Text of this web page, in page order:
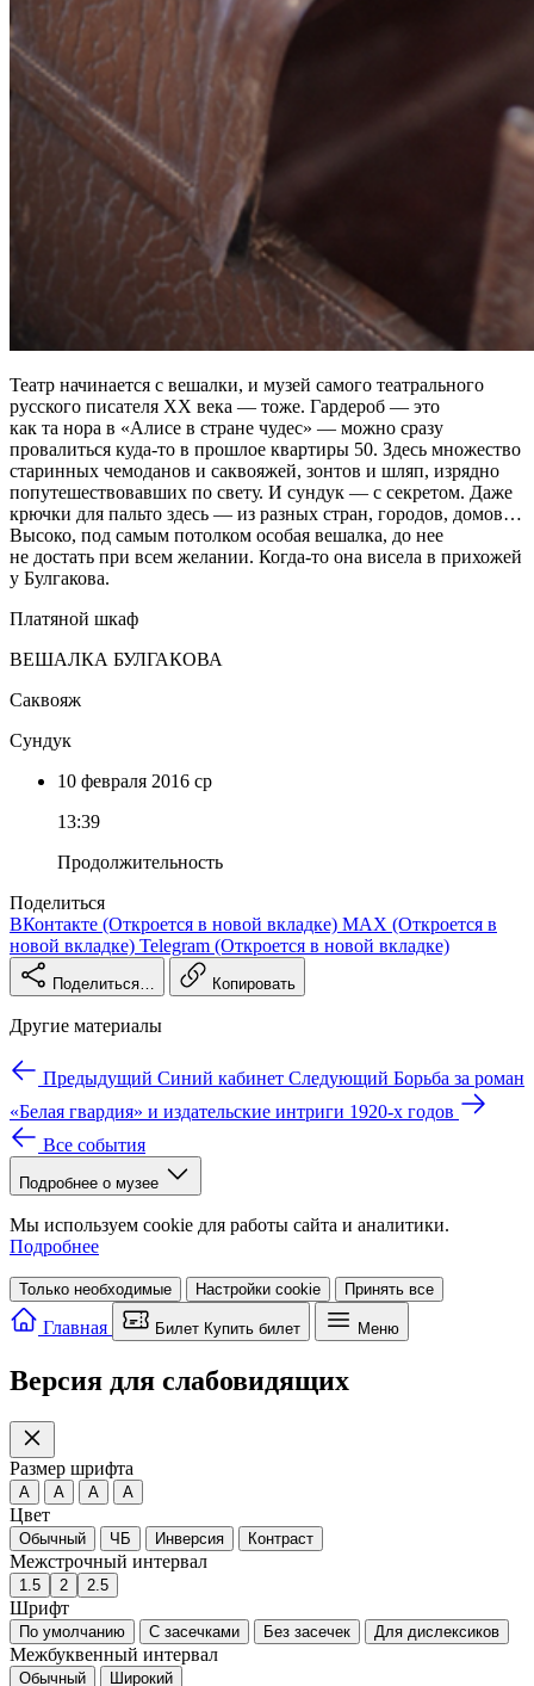
Театр начинается с вешалки, и музей самого театрального
русского писателя ХХ века — тоже. Гардероб — это
как та нора в «Алисе в стране чудес» — можно сразу
провалиться куда‑то в прошлое квартиры 50. Здесь множество
старинных чемоданов и саквояжей, зонтов и шляп, изрядно
попутешествовавших по свету. И сундук — с секретом. Даже
крючки для пальто здесь — из разных стран, городов, домов…
Высоко, под самым потолком особая вешалка, до нее
не достать при всем желании. Когда‑то она висела в прихожей
у Булгакова.
Платяной шкаф
ВЕШАЛКА БУЛГАКОВА
Саквояж
Сундук
10 февраля 2016 ср
13:39
Продолжительность
Поделиться
ВКонтакте (Откроется в новой вкладке) MAX (Откроется в
новой вкладке) Telegram (Откроется в новой вкладке)
Поделиться… Копировать
Другие материалы
Предыдущий Синий кабинет Следующий Борьба за роман
«Белая гвардия» и издательские интриги 1920-х годов
Все события
Подробнее о музее
Мы используем cookie для работы сайта и аналитики.
Подробнее
Только необходимые Настройки cookie Принять все
Главная Билет Купить билет Меню
Версия для слабовидящих
Размер шрифта
A A A A
Цвет
Обычный ЧБ Инверсия Контраст
Межстрочный интервал
1.5 2 2.5
Шрифт
По умолчанию С засечками Без засечек Для дислексиков
Межбуквенный интервал
Обычный Широкий